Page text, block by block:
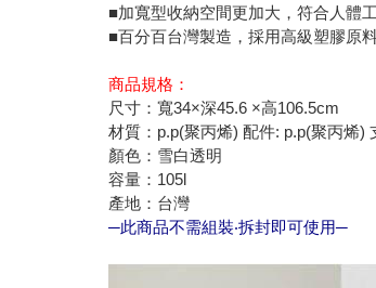
■加寬型收納空間更加大，符合人體
■百分百台灣製造，採用高級塑膠原
商品規格：
尺寸：寬34×深45.6 ×高106.5cm
材質：p.p(聚丙烯) 配件: p.p(聚丙烯)
顏色：雪白透明
容量：105l
產地：台灣
─此商品不需組裝‧拆封即可使用─